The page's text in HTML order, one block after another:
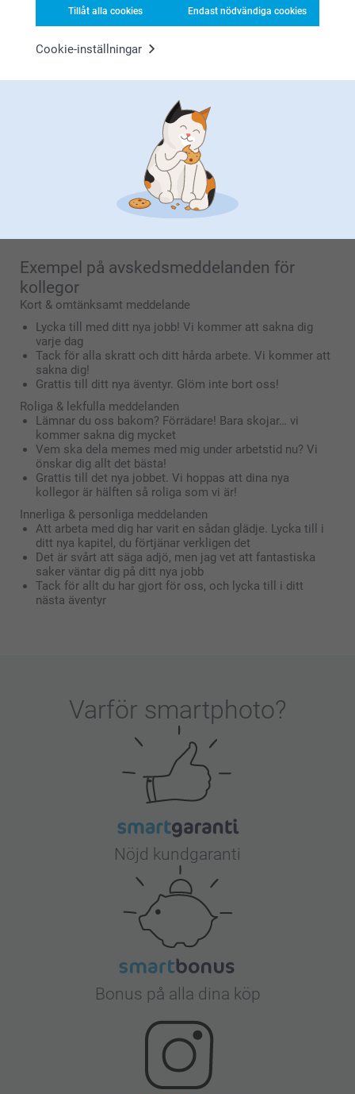
Tillåt alla cookies Endast nödvändiga cookies
Cookie-inställningar
Vad man ska skriva i ett
avskedsmeddelande till kollega
avskedsmeddelanden och avskedsbrev:
Dela minnen eller interna skämt från er tid som
Skriv en varm önskan om lycka till med deras nya jobb
Lägg till en lekfull eller sarkastisk rad om att de
“förråder teamet” genom att lämna.
Håll det kort och omtänksamt för ett avskedskort, eller
längre och personligt för ett tal eller ett mejl.
Exempel på avskedsmeddelanden för
kollegor
Kort & omtänksamt meddelande
Lycka till med ditt nya jobb! Vi kommer att sakna dig
varje dag
Tack för alla skratt och ditt hårda arbete. Vi kommer att
sakna dig!
Grattis till ditt nya äventyr. Glöm inte bort oss!
Roliga & lekfulla meddelanden
Lämnar du oss bakom? Förrädare! Bara skojar… vi
kommer sakna dig mycket
Vem ska dela memes med mig under arbetstid nu? Vi
önskar dig allt det bästa!
Grattis till det nya jobbet. Vi hoppas att dina nya
kollegor är hälften så roliga som vi är!
Innerliga & personliga meddelanden
Att arbeta med dig har varit en sådan glädje. Lycka till i
ditt nya kapitel, du förtjänar verkligen det
Det är svårt att säga adjö, men jag vet att fantastiska
saker väntar dig på ditt nya jobb
Tack för allt du har gjort för oss, och lycka till i ditt
nästa äventyr
Varför smartphoto?
Nöjd kundgaranti
Bonus på alla dina köp